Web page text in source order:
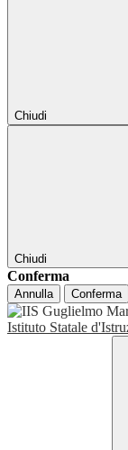
Chiudi
Chiudi
Conferma
Annulla Conferma
Istituto Statale